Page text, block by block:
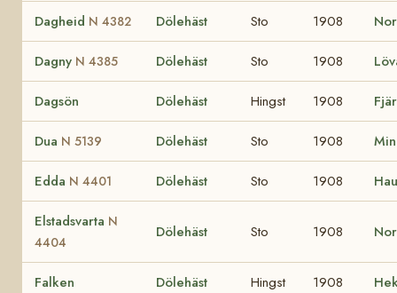
Dagheid N 4382 Dölehäst Sto 1908
Dagny N 4385 Dölehäst Sto 1908
Dagsön Dölehäst Hingst 1908
Dua N 5139 Dölehäst Sto 1908
Edda N 4401 Dölehäst Sto 1908
Elstadsvarta N
4404
Dölehäst Sto 1908
Falken Dölehäst Hingst 1908